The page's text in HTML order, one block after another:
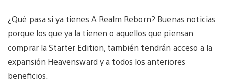
¿Qué pasa si ya tienes A Realm Reborn? Buenas noticias
porque los que ya la tienen o aquellos que piensan
comprar la Starter Edition, también tendrán acceso a la
expansión Heavensward y a todos los anteriores
beneficios.